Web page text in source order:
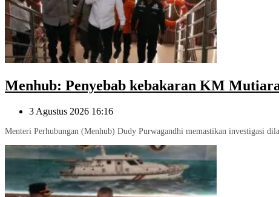
Menhub: Penyebab kebakaran KM
3 Agustus 2026 16:16
Menteri Perhubungan (Menhub) Dudy Purwagandhi memastikan investigasi